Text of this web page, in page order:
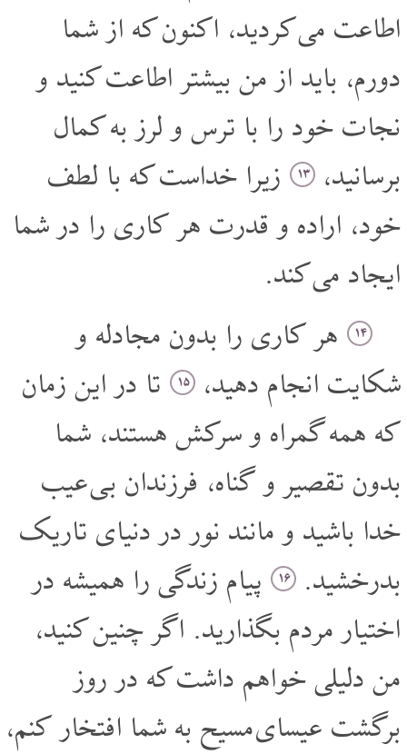
اطاعت می کردید، اکنون که از شما
دورم، باید از من بیشتر اطاعت کنید و
نجات خود را با ترس و لرز به کمال
برسانید،
۱۳ زیرا خداست که با لطف
خود، اراده و قدرت هر کاری را در شما
ایجاد می کند.
۱۴ هر کاری را بدون مجادله و
شکایت انجام دهید،
۱۵ تا در این زمان
که همه گمراه و سرکش هستند، شما
بدون تقصیر و گناه، فرزندان بی عیب
خدا باشید و مانند نور در دنیای تاریک
بدرخشید.
۱۶ پیام زندگی را همیشه در
اختیار مردم بگذارید. اگر چنین کنید،
من دلیلی خواهم داشت که در روز
برگشت عیسای مسیح به شما افتخار کنم،